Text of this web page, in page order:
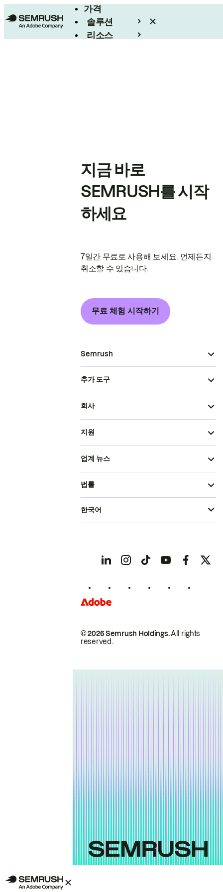
가격
솔루션
리소스
지금 바로
SEMRUSH를 시작
하세요
7일간 무료로 사용해 보세요. 언제든지
취소할 수 있습니다.
무료 체험 시작하기
Semrush
추가 도구
회사
지원
업계 뉴스
© 2026 Semrush Holdings.All rights
reserved.
법률
한국어